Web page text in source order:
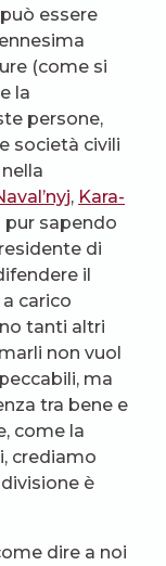
essere
(come si
la
persone,
società civili
, Kara-
pur sapendo
di
il
carico
tanti altri
non vuol
ma
tra bene e
come la
crediamo
è
dire a noi